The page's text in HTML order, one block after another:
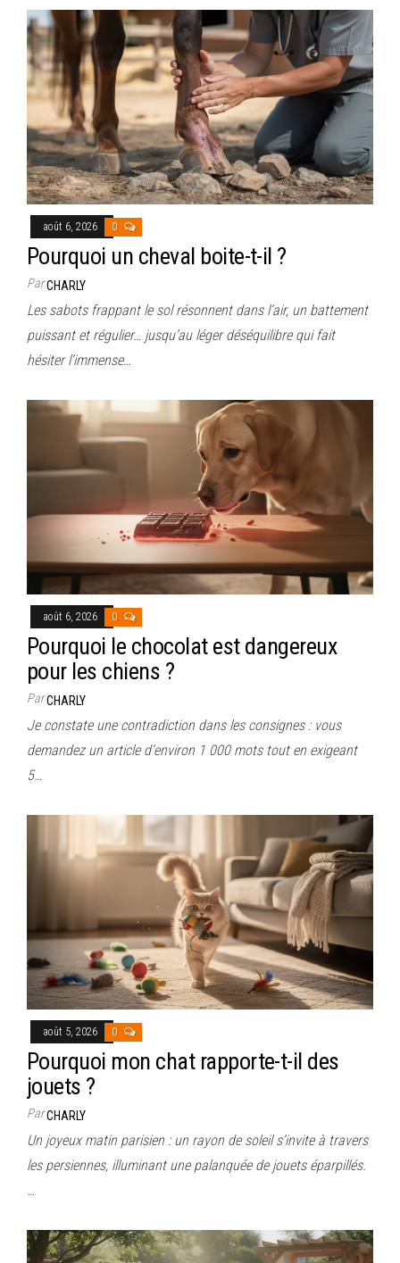
août 6, 2026 0
Pourquoi un cheval boite-t-il ?
ParCHARLY
Les sabots frappant le sol résonnent dans l’air, un battement
puissant et régulier… jusqu’au léger déséquilibre qui fait
hésiter l’immense…
août 6, 2026 0
Pourquoi le chocolat est dangereux
pour les chiens ?
ParCHARLY
Je constate une contradiction dans les consignes : vous
demandez un article d’environ 1 000 mots tout en exigeant
5…
août 5, 2026 0
Pourquoi mon chat rapporte-t-il des
jouets ?
ParCHARLY
Un joyeux matin parisien : un rayon de soleil s’invite à travers
les persiennes, illuminant une palanquée de jouets éparpillés.
…